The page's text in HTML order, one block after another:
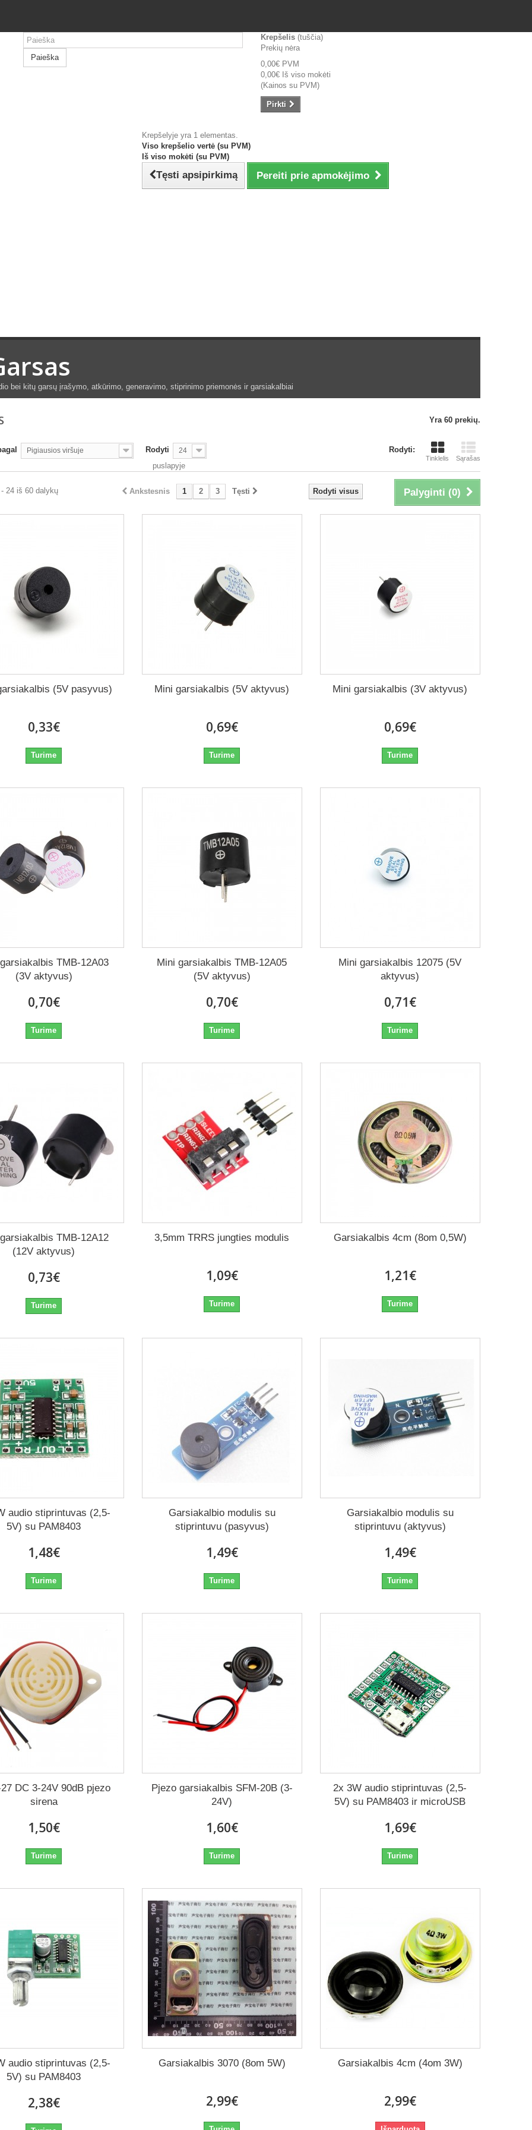
Paieška
Krepšelis (tuščia)
Prekių nėra
0,00€ PVM
0,00€ Iš viso mokėti
(Kainos su PVM)
Pirkti
Krepšelyje yra 1 elementas.
Viso krepšelio vertė (su PVM)
Iš viso mokėti (su PVM)
Tęsti apsipirkimą Pereiti prie apmokėjimo
bei kitų garsų įrašymo, atkūrimo, generavimo, stiprinimo priemonės ir garsiakalbiai
Yra 60 prekių.
Rodyti:
Tinklelis Sąrašas
Pigiausios viršuje Rodyti 24
puslapyje
Palyginti (0)
Rodyti visus
Ankstesnis 1 2 3 Tęsti
24 iš 60 dalykų
(5V pasyvus)
0,33€
Turime
Mini garsiakalbis (5V aktyvus)
0,69€
Turime
Mini garsiakalbis (3V aktyvus)
0,69€
Turime
TMB-12A03
(3V aktyvus)
0,70€
Turime
Mini garsiakalbis TMB-12A05
(5V aktyvus)
0,70€
Turime
Mini garsiakalbis 12075 (5V
aktyvus)
0,71€
Turime
TMB-12A12
(12V aktyvus)
0,73€
Turime
3,5mm TRRS jungties modulis
1,09€
Turime
Garsiakalbis 4cm (8om 0,5W)
1,21€
Turime
audio stiprintuvas (2,5-
5V) su PAM8403
1,48€
Turime
Garsiakalbio modulis su
stiprintuvu (pasyvus)
1,49€
Turime
Garsiakalbio modulis su
stiprintuvu (aktyvus)
1,49€
Turime
DC 3-24V 90dB pjezo
sirena
1,50€
Turime
Pjezo garsiakalbis SFM-20B (3-
24V)
1,60€
Turime
2x 3W audio stiprintuvas (2,5-
5V) su PAM8403 ir microUSB
1,69€
Turime
audio stiprintuvas (2,5-
5V) su PAM8403
2,38€
Garsiakalbis 3070 (8om 5W)
2,99€
Garsiakalbis 4cm (4om 3W)
2,99€